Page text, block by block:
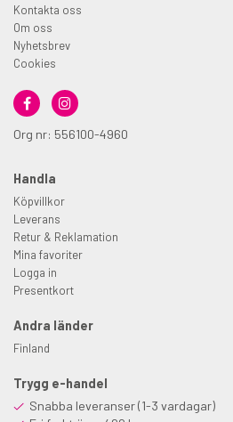
Kontakta oss
Om oss
Nyhetsbrev
Cookies
Org nr: 556100-4960
Handla
Köpvillkor
Leverans
Retur & Reklamation
Mina favoriter
Logga in
Presentkort
Andra länder
Finland
Trygg e-handel
Snabba leveranser (1-3 vardagar)